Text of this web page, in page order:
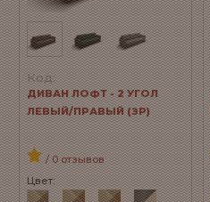
Код:
ДИВАН ЛОФТ - 2 УГОЛ
ЛЕВЫЙ/ПРАВЫЙ (ЗР)
/ 0 отзывов
Цвет: